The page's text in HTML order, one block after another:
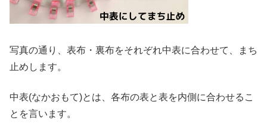
写真の通り、表布・裏布をそれぞれ中表に合わせて、まち
止めします。
中表(なかおもて)とは、各布の表と表を内側に合わせるこ
とを言います。